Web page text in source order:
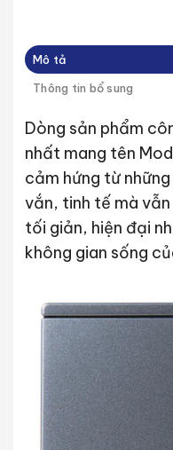
Mô tả
Thông tin bổ sung
Dòng sản phẩm
nhất mang tên
cảm hứng từ
vắn, tinh tế mà
tối giản, hiện đại
không gian sống